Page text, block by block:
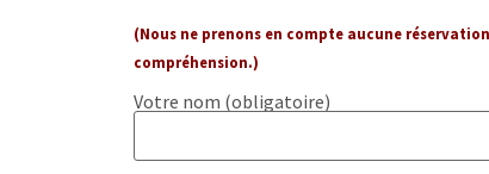
(Nous ne prenons en compte aucune
compréhension.)
Votre nom (obligatoire)